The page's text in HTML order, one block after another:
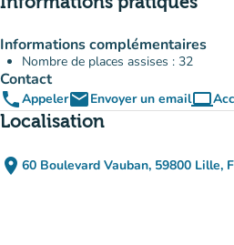
Informations complémentaires
Nombre de places assises : 32
Contact
phoneAppeleremailEnvoyer un emailcomputer
Localisation
place 60 Boulevard Vauban, 59800 Lille,
(ouvrir dans
(nouvel onglet)